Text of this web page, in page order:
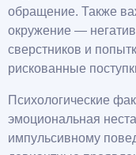
обращение. Также
окружение —
сверстников и
рискованные
Психологические
эмоциональная
импульсивному